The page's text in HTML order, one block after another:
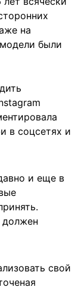
на
были
в соцсетях и
и еще в
должен
свой